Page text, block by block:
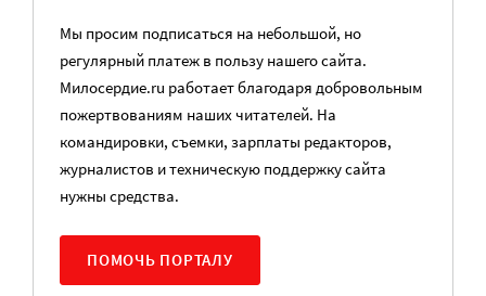
Мы просим подписаться на небольшой, но
регулярный платеж в пользу нашего сайта.
Милосердие.ru работает благодаря добровольным
пожертвованиям наших читателей. На
командировки, съемки, зарплаты редакторов,
журналистов и техническую поддержку сайта
нужны средства.
ПОМОЧЬ ПОРТАЛУ